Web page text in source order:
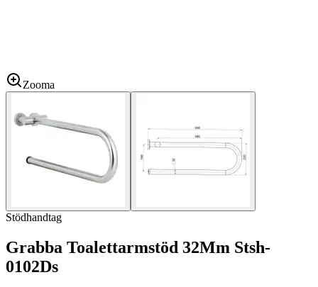
Zooma
Stödhandtag
Grabba Toalettarmstöd 32Mm Stsh-
0102Ds